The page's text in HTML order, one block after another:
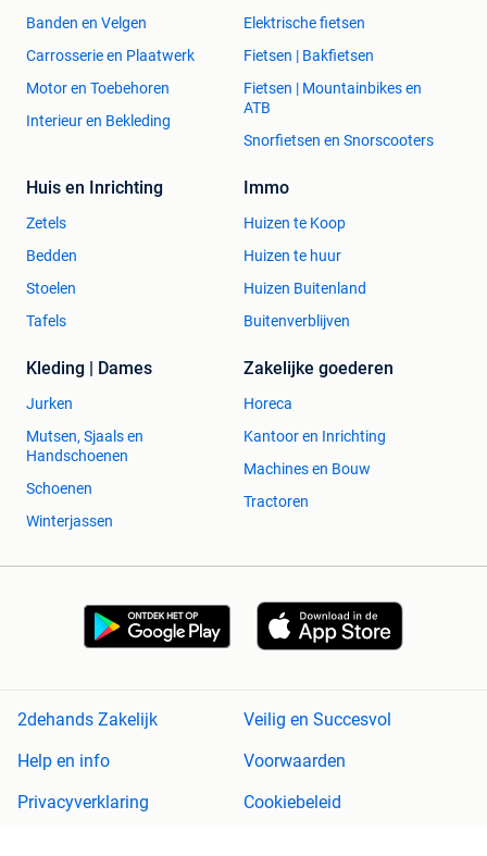
Banden en Velgen
Carrosserie en Plaatwerk
Motor en Toebehoren
Interieur en Bekleding
Elektrische fietsen
Fietsen | Bakfietsen
Fietsen | Mountainbikes en
ATB
Snorfietsen en Snorscooters
Huis en Inrichting
Zetels
Bedden
Stoelen
Tafels
Immo
Huizen te Koop
Huizen te huur
Huizen Buitenland
Buitenverblijven
Kleding | Dames
Jurken
Mutsen, Sjaals en
Handschoenen
Schoenen
Winterjassen
Zakelijke goederen
Horeca
Kantoor en Inrichting
Machines en Bouw
Tractoren
2dehands Zakelijk
Veilig en Succesvol
Help en info
Voorwaarden
Privacyverklaring
Cookiebeleid